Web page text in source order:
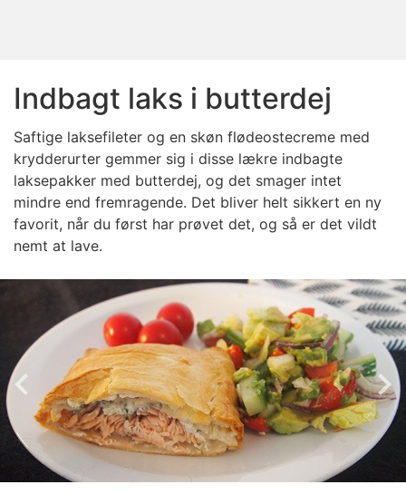
Indbagt laks i butterdej
Saftige laksefileter og en skøn flødeostecreme med
krydderurter gemmer sig i disse lækre indbagte
laksepakker med butterdej, og det smager intet
mindre end fremragende. Det bliver helt sikkert en ny
favorit, når du først har prøvet det, og så er det vildt
nemt at lave.